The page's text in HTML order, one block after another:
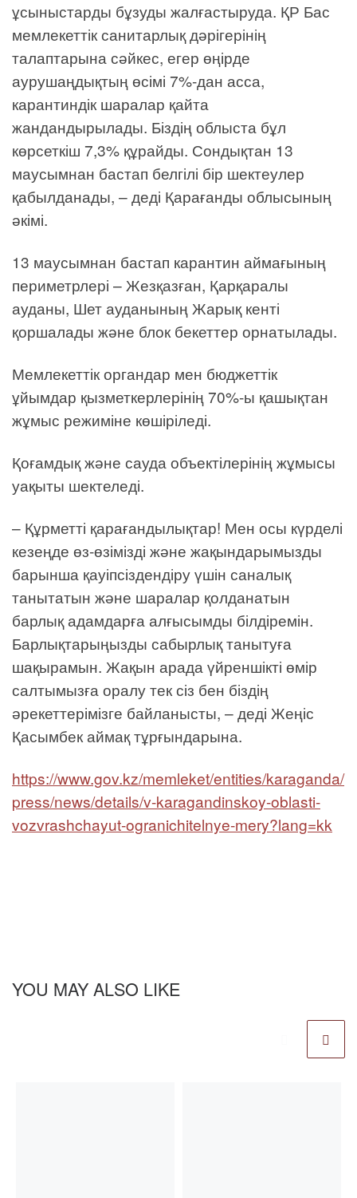
ұсыныстарды бұзуды жалғастыруда. ҚР Бас
мемлекеттік санитарлық дәрігерінің
талаптарына сәйкес, егер өңірде
аурушаңдықтың өсімі 7%-дан асса,
карантиндік шаралар қайта
жандандырылады. Біздің облыста бұл
көрсеткіш 7,3% құрайды. Сондықтан 13
маусымнан бастап белгілі бір шектеулер
қабылданады, – деді Қарағанды облысының
әкімі.
13 маусымнан бастап карантин аймағының
периметрлері – Жезқазған, Қарқаралы
ауданы, Шет ауданының Жарық кенті
қоршалады және блок бекеттер орнатылады.
Мемлекеттік органдар мен бюджеттік
ұйымдар қызметкерлерінің 70%-ы қашықтан
жұмыс режиміне көшіріледі.
Қоғамдық және сауда объектілерінің жұмысы
уақыты шектеледі.
– Құрметті қарағандылықтар! Мен осы күрделі
кезеңде өз-өзімізді және жақындарымызды
барынша қауіпсіздендіру үшін саналық
танытатын және шаралар қолданатын
барлық адамдарға алғысымды білдіремін.
Барлықтарыңызды сабырлық танытуға
шақырамын. Жақын арада үйреншікті өмір
салтымызға оралу тек сіз бен біздің
әрекеттерімізге байланысты, – деді Жеңіс
Қасымбек аймақ тұрғындарына.
https://www.gov.kz/memleket/entities/karaganda/
press/news/details/v-karagandinskoy-oblasti-
vozvrashchayut-ogranichitelnye-mery?lang=kk
YOU MAY ALSO LIKE